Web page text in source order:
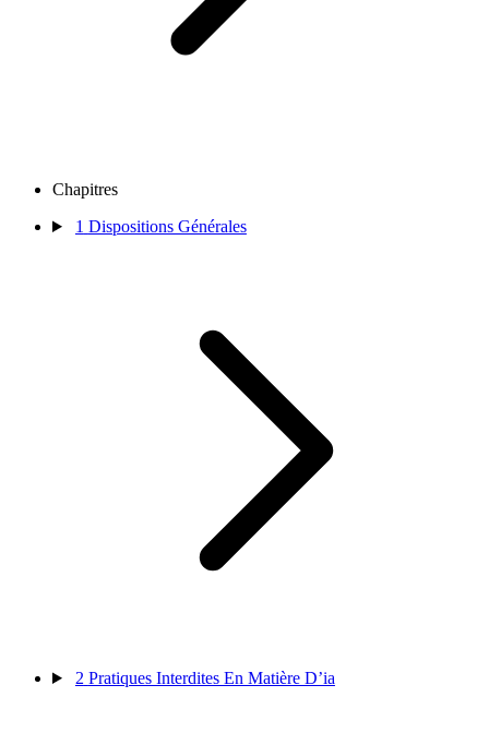
Chapitres
1 Dispositions Générales
2 Pratiques Interdites En Matière D’ia